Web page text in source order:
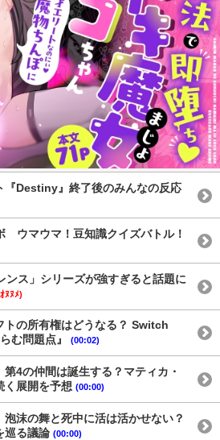
『Destiny』終了後のみんなの反応
ウマウマ！豆知識クイズバトル！
ンス」シリーズが強すぎると話題に
ﾇﾇﾒ)
トの所有権はどうなる？ Switch
む問題点』
(00:02)
第4の仲間は誕生する？マティカ・
く展開を予想 (00:00)
泡沫の舞と死中に活は活かせない？
巡る議論 (00:00)